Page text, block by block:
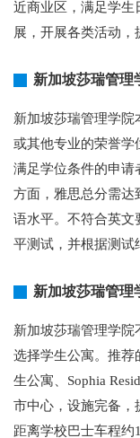
近商业区，满足学生
展，开展各类活动，
新加坡莎瑞管理
新加坡莎瑞管理学
或其他专业的荣誉学
满足学位条件的申请
方面，雅思总分需达
语水平。不符合英文
平测试，并根据测试
新加坡莎瑞管理
新加坡莎瑞管理学院
选择学生公寓。推荐
生公寓、Sophia
市中心，设施完备，
距离学校巴士车程约